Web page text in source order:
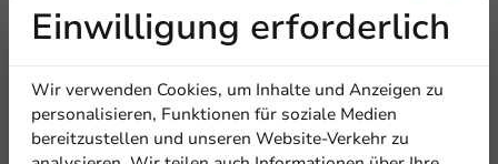
Einwilligung erforderlich
Wir verwenden Cookies, um Inhalte und Anzeigen zu
personalisieren, Funktionen für soziale Medien
bereitzustellen und unseren Website-Verkehr zu
Erhalten Sie
5% Rabatt